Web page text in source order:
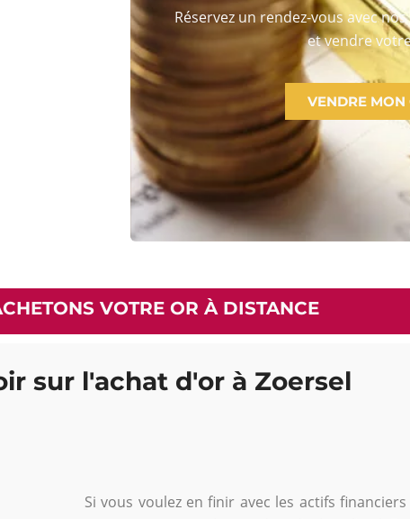
Réservez un rendez-vous avec
et vendre
VENDRE MON
VOTRE OR À DISTANCE
sur l'achat d'or à Zoersel
Si vous voulez en finir avec les actifs